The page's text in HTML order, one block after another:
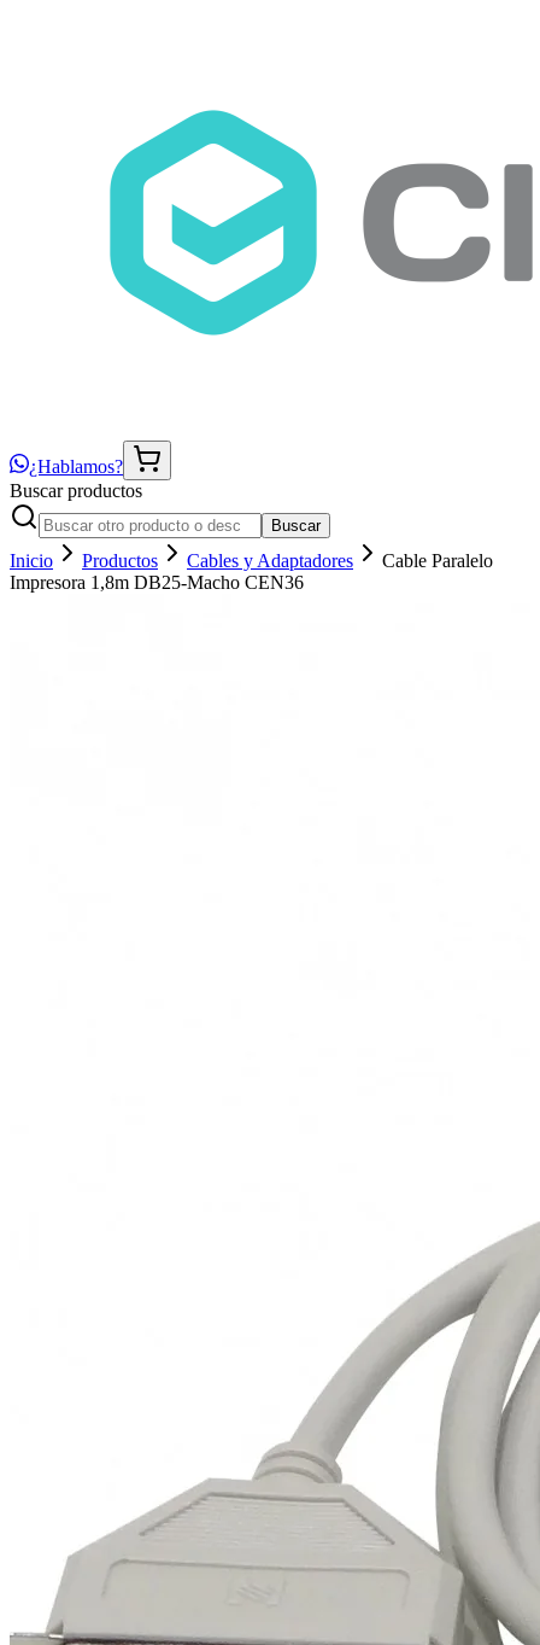
¿Hablamos?
Buscar productos
Buscar
Inicio Productos Cables y Adaptadores
Cable Paralelo
Impresora 1,8m DB25-Macho CEN36